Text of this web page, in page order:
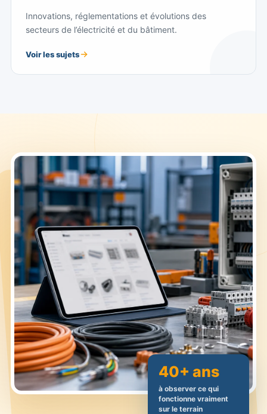
Innovations, réglementations et évolutions des
secteurs de l’électricité et du bâtiment.
Voir les sujets
40+ ans
à observer ce qui
fonctionne vraiment
sur le terrain